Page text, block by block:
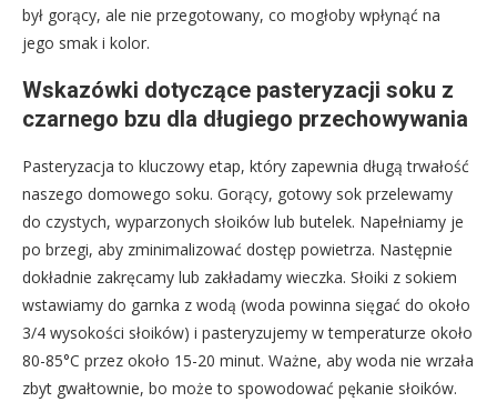
był gorący, ale nie przegotowany, co mogłoby wpłynąć na
jego smak i kolor.
Wskazówki dotyczące pasteryzacji soku z
czarnego bzu dla długiego przechowywania
Pasteryzacja to kluczowy etap, który zapewnia długą trwałość
naszego domowego soku. Gorący, gotowy sok przelewamy
do czystych, wyparzonych słoików lub butelek. Napełniamy je
po brzegi, aby zminimalizować dostęp powietrza. Następnie
dokładnie zakręcamy lub zakładamy wieczka. Słoiki z sokiem
wstawiamy do garnka z wodą (woda powinna sięgać do około
3/4 wysokości słoików) i pasteryzujemy w temperaturze około
80-85°C przez około 15-20 minut. Ważne, aby woda nie wrzała
zbyt gwałtownie, bo może to spowodować pękanie słoików.